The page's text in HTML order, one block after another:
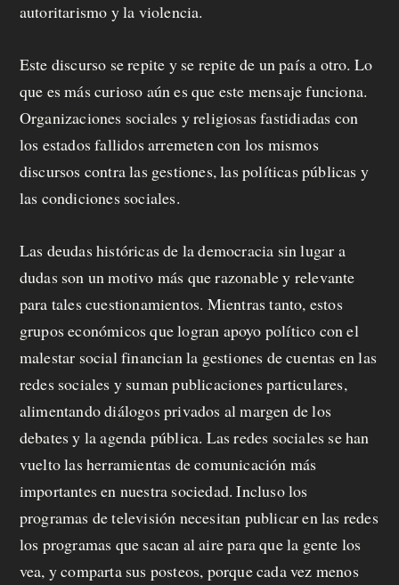
autoritarismo y la violencia.
Este discurso se repite y se repite de un país a otro. Lo
que es más curioso aún es que este mensaje funciona.
Organizaciones sociales y religiosas fastidiadas con
los estados fallidos arremeten con los mismos
discursos contra las gestiones, las políticas públicas y
las condiciones sociales.
Las deudas históricas de la democracia sin lugar a
dudas son un motivo más que razonable y relevante
para tales cuestionamientos. Mientras tanto, estos
grupos económicos que logran apoyo político con el
malestar social financian la gestiones de cuentas en las
redes sociales y suman publicaciones particulares,
alimentando diálogos privados al margen de los
debates y la agenda pública. Las redes sociales se han
vuelto las herramientas de comunicación más
importantes en nuestra sociedad. Incluso los
programas de televisión necesitan publicar en las redes
los programas que sacan al aire para que la gente los
vea, y comparta sus posteos, porque cada vez menos